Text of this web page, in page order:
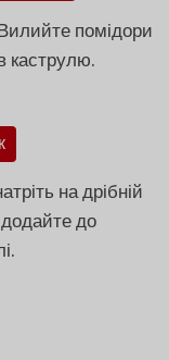
помідори
каструлю.
на дрібній
додайте до